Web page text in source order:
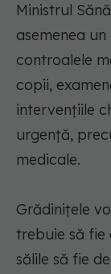
Ministrul
asemenea
controalele
copii,
intervenţiile
urgenţă,
medicale.
Grădiniţele
trebuie să fie
sălile să fie